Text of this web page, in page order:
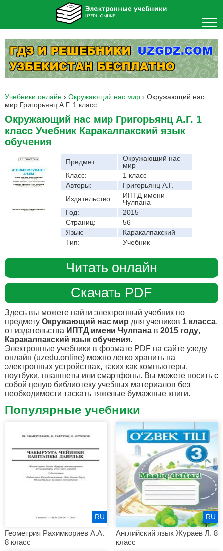
Учебники онлайн › Окружающий нас мир › Окружающий нас
мир Григорьянц А.Г. 1 класс
Окружающий нас мир Григорьянц А.Г. 1
класс Учебник Каракалпакский язык
обучения
Предмет:
Окружающий нас
мир
Класс:
1 класс
Авторы:
Григорьянц А.Г.
Издательство:
ИПТД имени
Чулпана
Год:
2015
Страниц:
56
Язык:
Каракалпакский
Тип:
Учебник
Читать онлайн
Скачать PDF
Здесь вы можете найти электронный учебник по
предмету Окружающий нас мир для учеников 1 класса,
от издательства ИПТД имени Чулпана в 2015 году,
Каракалпакский язык обучения.
Электронные учебники в формате PDF на сайте узеду
онлайн (uzedu.online) можно легко хранить на
электронных устройствах, таких как компьютеры,
ноутбуки, планшеты или смартфоны. Вы можете носить с
собой целую библиотеку учебных материалов без
необходимости таскать тяжелые бумажные книги.
Популярные учебники
Геометрия Рахимкориев А.А.
8 класс
RU
Английский язык Жураев Л. 8
класс
RU